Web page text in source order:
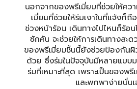
นอกจากของพรีเมี่ยมที่ช่วยให้คว
เมี่ยมที่ช่วยให้ร่มเงาในที่แจ้งก็
ช่วงหน้าร้อน เดินทางไปไหนก็ร้อ
ซักคัน จะช่วยให้การเดินทางสะ
ของพรีเมี่ยมชิ้นนี้ยังช่วยป้องกัน
ด้วย ซึ่งร่มในปัจจุบันมีหลายแบบ
ร่มที่เหมาะที่สุด เพราะเป็นของพ
และพกพาง่ายนั่น